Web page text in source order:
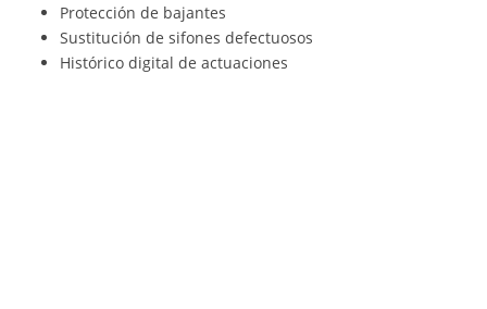
Protección de bajantes
Sustitución de sifones defectuosos
Histórico digital de actuaciones